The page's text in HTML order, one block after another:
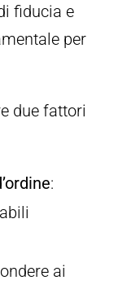
fiducia e
per
due fattori
:
ai